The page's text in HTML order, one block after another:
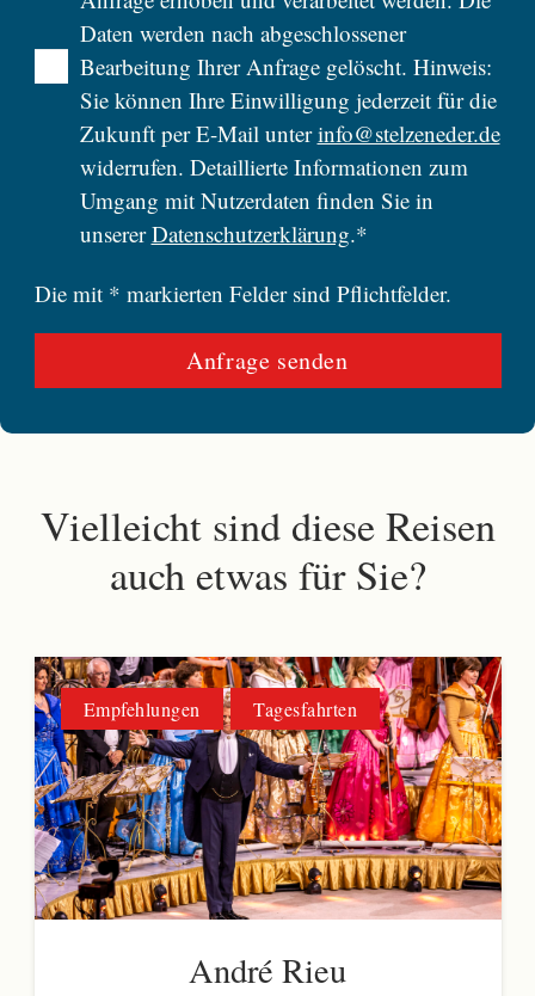
Daten werden nach abgeschlossener
Bearbeitung Ihrer Anfrage gelöscht. Hinweis:
Sie können Ihre Einwilligung jederzeit für die
Zukunft per E-Mail unterinfo@stelzeneder.de
widerrufen. Detaillierte Informationen zum
Umgang mit Nutzerdaten finden Sie in
unsererDatenschutzerklärung.*
Die mit * markierten Felder sind Pflichtfelder.
Vielleicht sind diese Reisen
auch etwas für Sie?
Empfehlungen Tagesfahrten
André Rieu